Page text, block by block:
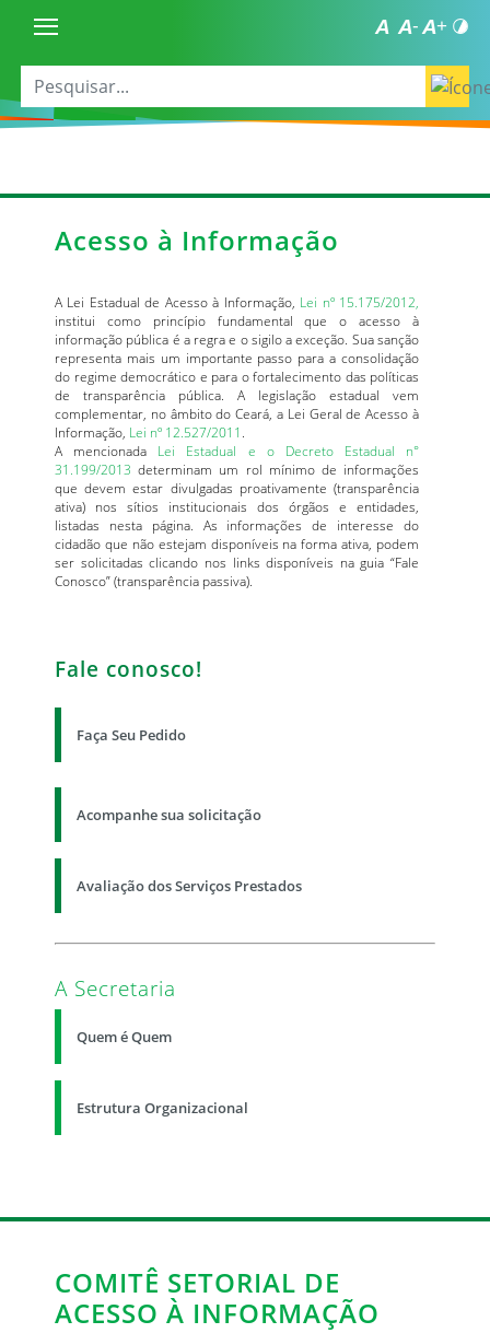
Acesso à Informação
A Lei Estadual de Acesso à Informação, Lei nº 15.175/2012,
institui como princípio fundamental que o acesso à
informação pública é a regra e o sigilo a exceção. Sua sanção
representa mais um importante passo para a consolidação
do regime democrático e para o fortalecimento das políticas
de transparência pública. A legislação estadual vem
complementar, no âmbito do Ceará, a Lei Geral de Acesso à
Informação, Lei nº 12.527/2011
A mencionada Lei Estadual e o Decreto Estadual n°
31.199/2013 determinam um rol mínimo de informações
que devem estar divulgadas proativamente (transparência
ativa) nos sítios institucionais dos órgãos e entidades,
listadas nesta página. As informações de interesse do
cidadão que não estejam disponíveis na forma ativa, podem
ser solicitadas clicando nos links disponíveis na guia “Fale
Conosco” (transparência passiva).
Fale conosco!
Faça Seu Pedido
Acompanhe sua solicitação
Avaliação dos Serviços Prestados
A Secretaria
Quem é Quem
Estrutura Organizacional
COMITÊ SETORIAL DE
ACESSO À INFORMAÇÃO